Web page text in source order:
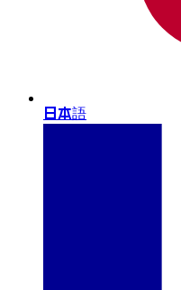
日本語